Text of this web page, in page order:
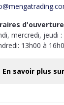
mercredi, jeudi
13h00 à
En savoir plus